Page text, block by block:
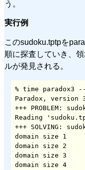
う。
実行例
このsudoku.tptpを
順に探査していき、
ルが発見される。
% time paradox3
Paradox, version
+++ PROBLEM:
Reading
+++ SOLVING:
domain size 1
domain size 2
domain size 3
domain size 4